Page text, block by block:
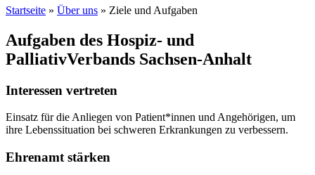
Startseite » Über uns » Ziele und Aufgaben
Aufgaben des Hospiz- und
PalliativVerbands Sachsen-Anhalt
Interessen vertreten
Einsatz für die Anliegen von Patient*innen und Angehörigen, um
ihre Lebenssituation bei schweren Erkrankungen zu verbessern.
Ehrenamt stärken